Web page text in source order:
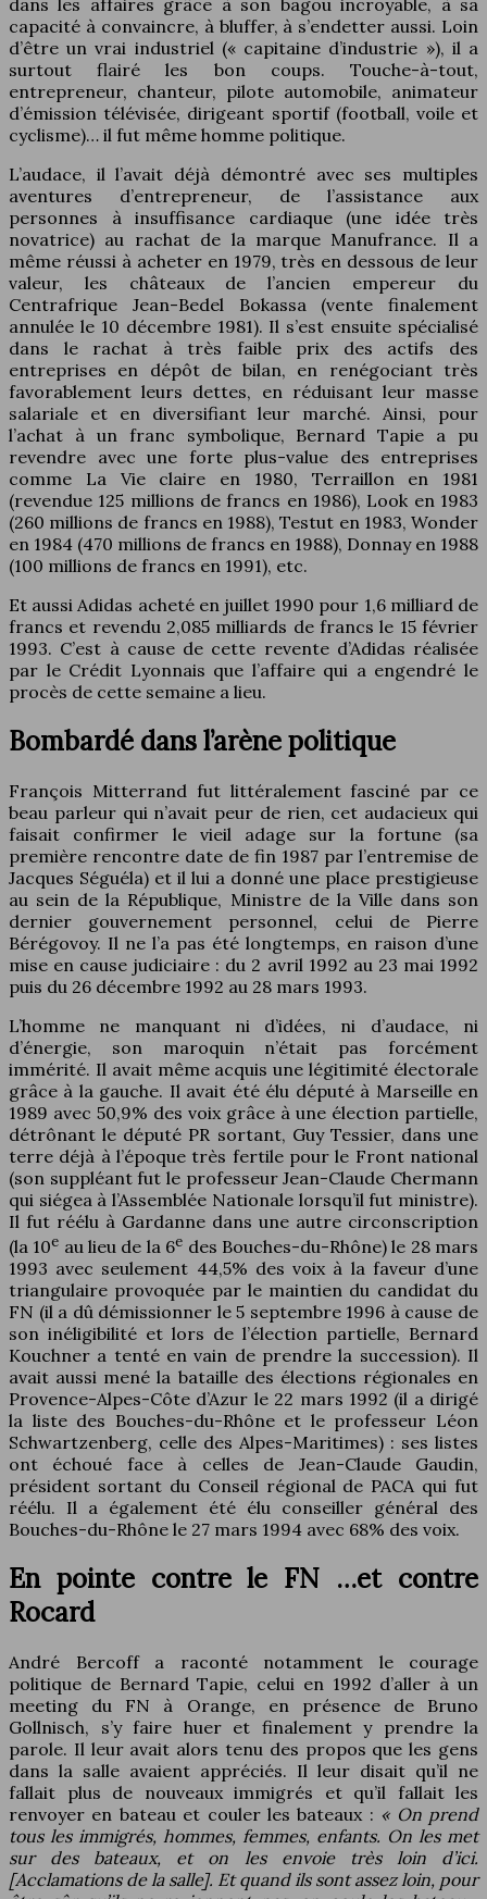
capacité à convaincre, à bluffer, à s’endetter aussi. Loin
d’être un vrai industriel (« capitaine d’industrie »), il a
surtout flairé les bon coups. Touche-à-tout,
entrepreneur, chanteur, pilote automobile, animateur
d’émission télévisée, dirigeant sportif (football, voile et
cyclisme)… il fut même homme politique.
L’audace, il l’avait déjà démontré avec ses multiples
aventures d’entrepreneur, de l’assistance aux
personnes à insuffisance cardiaque (une idée très
novatrice) au rachat de la marque Manufrance. Il a
même réussi à acheter en 1979, très en dessous de leur
valeur, les châteaux de l’ancien empereur du
Centrafrique Jean-Bedel Bokassa (vente finalement
annulée le 10 décembre 1981). Il s’est ensuite spécialisé
dans le rachat à très faible prix des actifs des
entreprises en dépôt de bilan, en renégociant très
favorablement leurs dettes, en réduisant leur masse
salariale et en diversifiant leur marché. Ainsi, pour
l’achat à un franc symbolique, Bernard Tapie a pu
revendre avec une forte plus-value des entreprises
comme La Vie claire en 1980, Terraillon en 1981
(revendue 125 millions de francs en 1986), Look en 1983
(260 millions de francs en 1988), Testut en 1983, Wonder
en 1984 (470 millions de francs en 1988), Donnay en 1988
(100 millions de francs en 1991), etc.
Et aussi Adidas acheté en juillet 1990 pour 1,6 milliard de
francs et revendu 2,085 milliards de francs le 15 février
1993. C’est à cause de cette revente d’Adidas réalisée
par le Crédit Lyonnais que l’affaire qui a engendré le
procès de cette semaine a lieu.
Bombardé dans l’arène politique
François Mitterrand fut littéralement fasciné par ce
beau parleur qui n’avait peur de rien, cet audacieux qui
faisait confirmer le vieil adage sur la fortune (sa
première rencontre date de fin 1987 par l’entremise de
Jacques Séguéla) et il lui a donné une place prestigieuse
au sein de la République, Ministre de la Ville dans son
dernier gouvernement personnel, celui de Pierre
Bérégovoy. Il ne l’a pas été longtemps, en raison d’une
mise en cause judiciaire : du 2 avril 1992 au 23 mai 1992
puis du 26 décembre 1992 au 28 mars 1993.
L’homme ne manquant ni d’idées, ni d’audace, ni
d’énergie, son maroquin n’était pas forcément
immérité. Il avait même acquis une légitimité électorale
grâce à la gauche. Il avait été élu député à Marseille en
1989 avec 50,9% des voix grâce à une élection partielle,
détrônant le député PR sortant, Guy Tessier, dans une
terre déjà à l’époque très fertile pour le Front national
(son suppléant fut le professeur Jean-Claude Chermann
qui siégea à l’Assemblée Nationale lorsqu’il fut ministre).
Il fut réélu à Gardanne dans une autre circonscription
(la 10e au lieu de la 6e des Bouches-du-Rhône) le 28 mars
1993 avec seulement 44,5% des voix à la faveur d’une
triangulaire provoquée par le maintien du candidat du
FN (il a dû démissionner le 5 septembre 1996 à cause de
son inéligibilité et lors de l’élection partielle, Bernard
Kouchner a tenté en vain de prendre la succession). Il
avait aussi mené la bataille des élections régionales en
Provence-Alpes-Côte d’Azur le 22 mars 1992 (il a dirigé
la liste des Bouches-du-Rhône et le professeur Léon
Schwartzenberg, celle des Alpes-Maritimes) : ses listes
ont échoué face à celles de Jean-Claude Gaudin,
président sortant du Conseil régional de PACA qui fut
réélu. Il a également été élu conseiller général des
Bouches-du-Rhône le 27 mars 1994 avec 68% des voix.
En pointe contre le FN …et contre
Rocard
André Bercoff a raconté notamment le courage
politique de Bernard Tapie, celui en 1992 d’aller à un
meeting du FN à Orange, en présence de Bruno
Gollnisch, s’y faire huer et finalement y prendre la
parole. Il leur avait alors tenu des propos que les gens
dans la salle avaient appréciés. Il leur disait qu’il ne
fallait plus de nouveaux immigrés et qu’il fallait les
renvoyer en bateau et couler les bateaux : « On prend
tous les immigrés, hommes, femmes, enfants. On les met
sur des bateaux, et on les envoie très loin d’ici.
[Acclamations de la salle]. Et quand ils sont assez loin, pour